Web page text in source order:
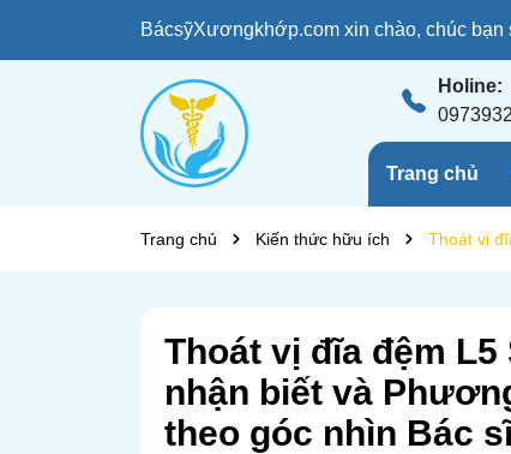
BácsỹXươngkhớp.com xin chào, chúc bạn
Holine:
Trang chủ
Trang chủ Kiến thức hữu ích Thoát vị
Thoát vị đĩa đệm L5
nhận biết và
theo góc nhìn Bác